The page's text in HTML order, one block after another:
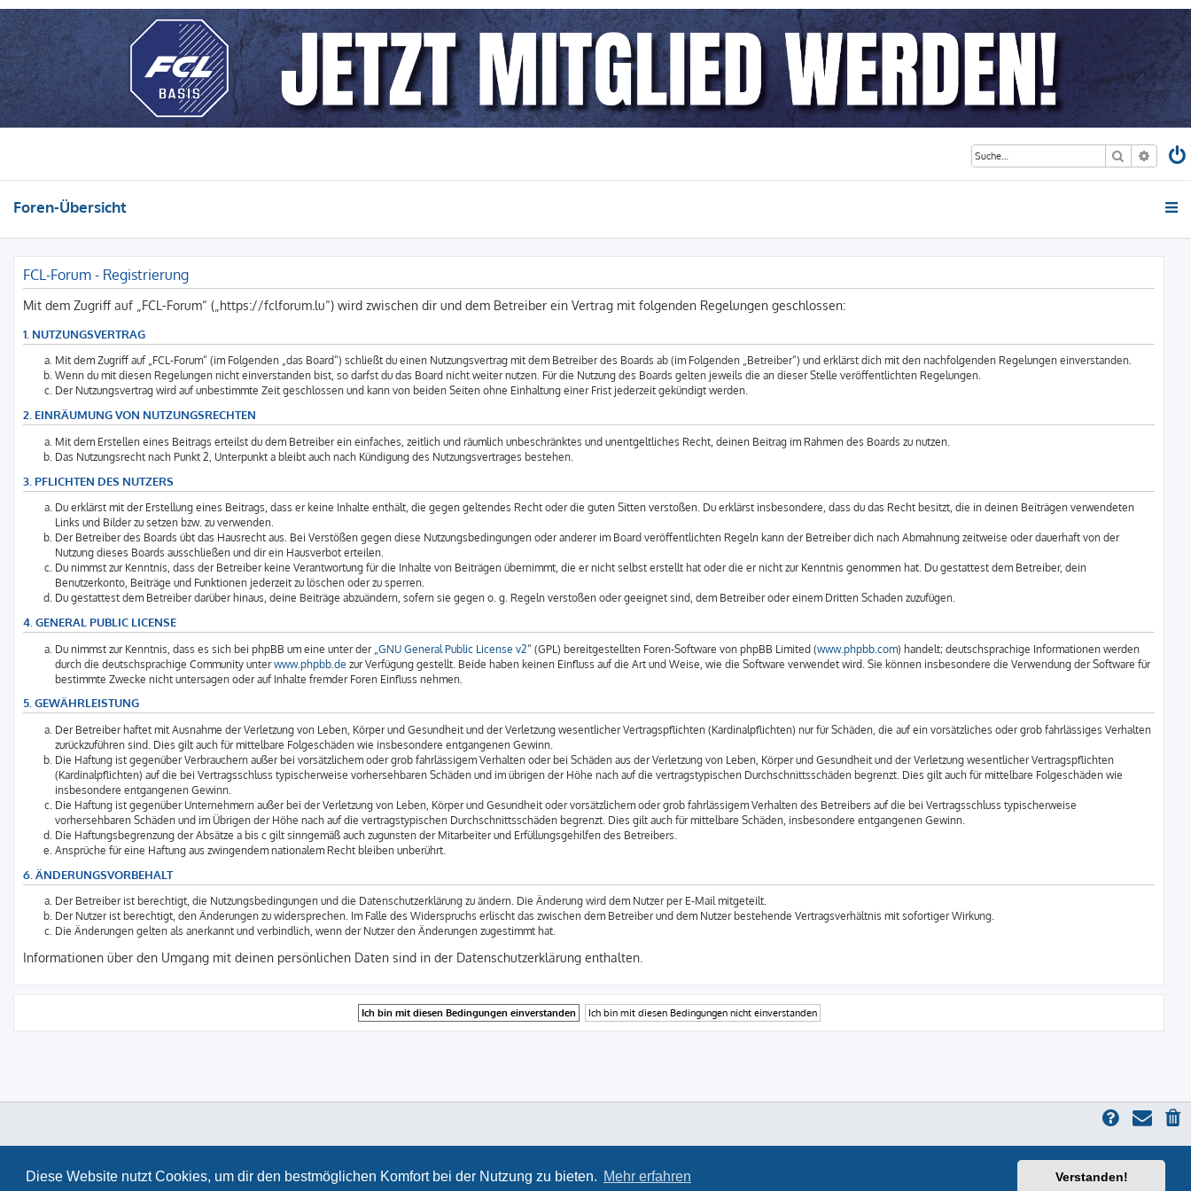
Diese Website nutzt Cookies, um dir den bestmöglichen Komfort bei der Nutzung zu bieten. Mehr erfahren Verstanden!
Suche
Foren-Übersicht
FCL-Forum - Registrierung
Mit dem Zugriff auf „FCL-Forum“ („https://fclforum.lu“) wird zwischen dir und dem Betreiber ein Vertrag mit folgenden Regelungen geschlossen:
1. NUTZUNGSVERTRAG
Mit dem Zugriff auf „FCL-Forum“ (im Folgenden „das Board“) schließt du einen Nutzungsvertrag mit dem Betreiber des Boards ab (im Folgenden „Betreiber“) und erklärst dich mit den nachfolgenden Regelungen einverstanden.
Wenn du mit diesen Regelungen nicht einverstanden bist, so darfst du das Board nicht weiter nutzen. Für die Nutzung des Boards gelten jeweils die an dieser Stelle veröffentlichten Regelungen.
Der Nutzungsvertrag wird auf unbestimmte Zeit geschlossen und kann von beiden Seiten ohne Einhaltung einer Frist jederzeit gekündigt werden.
2. EINRÄUMUNG VON NUTZUNGSRECHTEN
Mit dem Erstellen eines Beitrags erteilst du dem Betreiber ein einfaches, zeitlich und räumlich unbeschränktes und unentgeltliches Recht, deinen Beitrag im Rahmen des Boards zu nutzen.
Das Nutzungsrecht nach Punkt 2, Unterpunkt a bleibt auch nach Kündigung des Nutzungsvertrages bestehen.
3. PFLICHTEN DES NUTZERS
Du erklärst mit der Erstellung eines Beitrags, dass er keine Inhalte enthält, die gegen geltendes Recht oder die guten Sitten verstoßen. Du erklärst insbesondere, dass du das Recht besitzt, die in deinen Beiträgen verwendeten
Links und Bilder zu setzen bzw. zu verwenden.
Der Betreiber des Boards übt das Hausrecht aus. Bei Verstößen gegen diese Nutzungsbedingungen oder anderer im Board veröffentlichten Regeln kann der Betreiber dich nach Abmahnung zeitweise oder dauerhaft von der
Nutzung dieses Boards ausschließen und dir ein Hausverbot erteilen.
Du nimmst zur Kenntnis, dass der Betreiber keine Verantwortung für die Inhalte von Beiträgen übernimmt, die er nicht selbst erstellt hat oder die er nicht zur Kenntnis genommen hat. Du gestattest dem Betreiber, dein
Benutzerkonto, Beiträge und Funktionen jederzeit zu löschen oder zu sperren.
Du gestattest dem Betreiber darüber hinaus, deine Beiträge abzuändern, sofern sie gegen o. g. Regeln verstoßen oder geeignet sind, dem Betreiber oder einem Dritten Schaden zuzufügen.
4. GENERAL PUBLIC LICENSE
Du nimmst zur Kenntnis, dass es sich bei phpBB um eine unter der „ GNU General Public License v2“ (GPL) bereitgestellten Foren-Software von phpBB Limited (www.phpbb.com) handelt; deutschsprachige Informationen werden
durch die deutschsprachige Community unterwww.phpbb.de zur Verfügung gestellt. Beide haben keinen Einfluss auf die Art und Weise, wie die Software verwendet wird. Sie können insbesondere die Verwendung der Software für
bestimmte Zwecke nicht untersagen oder auf Inhalte fremder Foren Einfluss nehmen.
5. GEWÄHRLEISTUNG
Der Betreiber haftet mit Ausnahme der Verletzung von Leben, Körper und Gesundheit und der Verletzung wesentlicher Vertragspflichten (Kardinalpflichten) nur für Schäden, die auf ein vorsätzliches oder grob fahrlässiges Verhalten
zurückzuführen sind. Dies gilt auch für mittelbare Folgeschäden wie insbesondere entgangenen Gewinn.
Die Haftung ist gegenüber Verbrauchern außer bei vorsätzlichem oder grob fahrlässigem Verhalten oder bei Schäden aus der Verletzung von Leben, Körper und Gesundheit und der Verletzung wesentlicher Vertragspflichten
(Kardinalpflichten) auf die bei Vertragsschluss typischerweise vorhersehbaren Schäden und im übrigen der Höhe nach auf die vertragstypischen Durchschnittsschäden begrenzt. Dies gilt auch für mittelbare Folgeschäden wie
insbesondere entgangenen Gewinn.
Die Haftung ist gegenüber Unternehmern außer bei der Verletzung von Leben, Körper und Gesundheit oder vorsätzlichem oder grob fahrlässigem Verhalten des Betreibers auf die bei Vertragsschluss typischerweise
vorhersehbaren Schäden und im Übrigen der Höhe nach auf die vertragstypischen Durchschnittsschäden begrenzt. Dies gilt auch für mittelbare Schäden, insbesondere entgangenen Gewinn.
Die Haftungsbegrenzung der Absätze a bis c gilt sinngemäß auch zugunsten der Mitarbeiter und Erfüllungsgehilfen des Betreibers.
Ansprüche für eine Haftung aus zwingendem nationalem Recht bleiben unberührt.
6. ÄNDERUNGSVORBEHALT
Der Betreiber ist berechtigt, die Nutzungsbedingungen und die Datenschutzerklärung zu ändern. Die Änderung wird dem Nutzer per E-Mail mitgeteilt.
Der Nutzer ist berechtigt, den Änderungen zu widersprechen. Im Falle des Widerspruchs erlischt das zwischen dem Betreiber und dem Nutzer bestehende Vertragsverhältnis mit sofortiger Wirkung.
Die Änderungen gelten als anerkannt und verbindlich, wenn der Nutzer den Änderungen zugestimmt hat.
Informationen über den Umgang mit deinen persönlichen Daten sind in der Datenschutzerklärung enthalten.
Deutsche Übersetzung durchphpBB.de
Datenschutz|Nutzungsbedingungen